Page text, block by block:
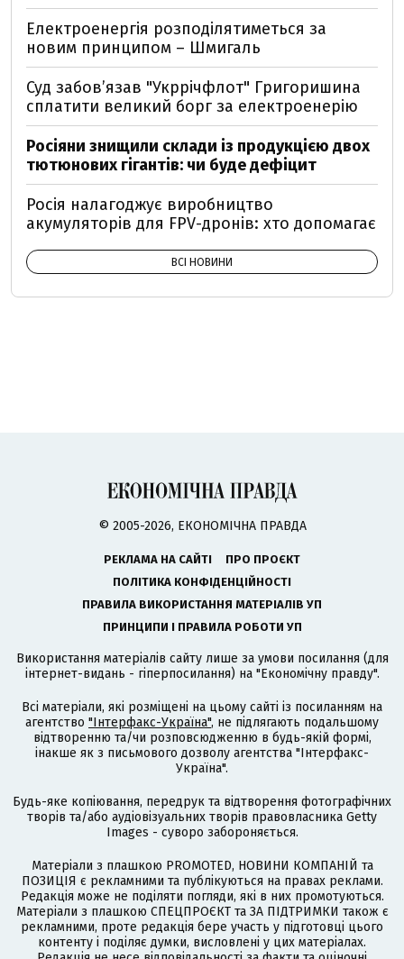
Електроенергія розподілятиметься за
новим принципом – Шмигаль
Суд забов’язав "Укррічфлот" Григоришина
сплатити великий борг за електроенерію
Росіяни знищили склади із продукцією двох
тютюнових гігантів: чи буде дефіцит
Росія налагоджує виробництво
акумуляторів для FPV-дронів: хто допомагає
ВСІ НОВИНИ
© 2005-2026, ЕКОНОМІЧНА ПРАВДА
РЕКЛАМА НА САЙТІ
ПРО ПРОЄКТ
ПОЛІТИКА КОНФІДЕНЦІЙНОСТІ
ПРАВИЛА ВИКОРИСТАННЯ МАТЕРІАЛІВ УП
ПРИНЦИПИ І ПРАВИЛА РОБОТИ УП
Використання матеріалів сайту лише за умови посилання (для
інтернет-видань - гіперпосилання) на "Економічну правду".
Всі матеріали, які розміщені на цьому сайті із посиланням на
агентство "Інтерфакс-Україна", не підлягають подальшому
відтворенню та/чи розповсюдженню в будь-якій формі,
інакше як з письмового дозволу агентства "Інтерфакс-
Україна".
Будь-яке копіювання, передрук та відтворення фотографічних
творів та/або аудіовізуальних творів правовласника Getty
Images - суворо забороняється.
Матеріали з плашкою PROMOTED, НОВИНИ КОМПАНІЙ та
ПОЗИЦІЯ є рекламними та публікуються на правах реклами.
Редакція може не поділяти погляди, які в них промотуються.
Матеріали з плашкою СПЕЦПРОЄКТ та ЗА ПІДТРИМКИ також є
рекламними, проте редакція бере участь у підготовці цього
контенту і поділяє думки, висловлені у цих матеріалах.